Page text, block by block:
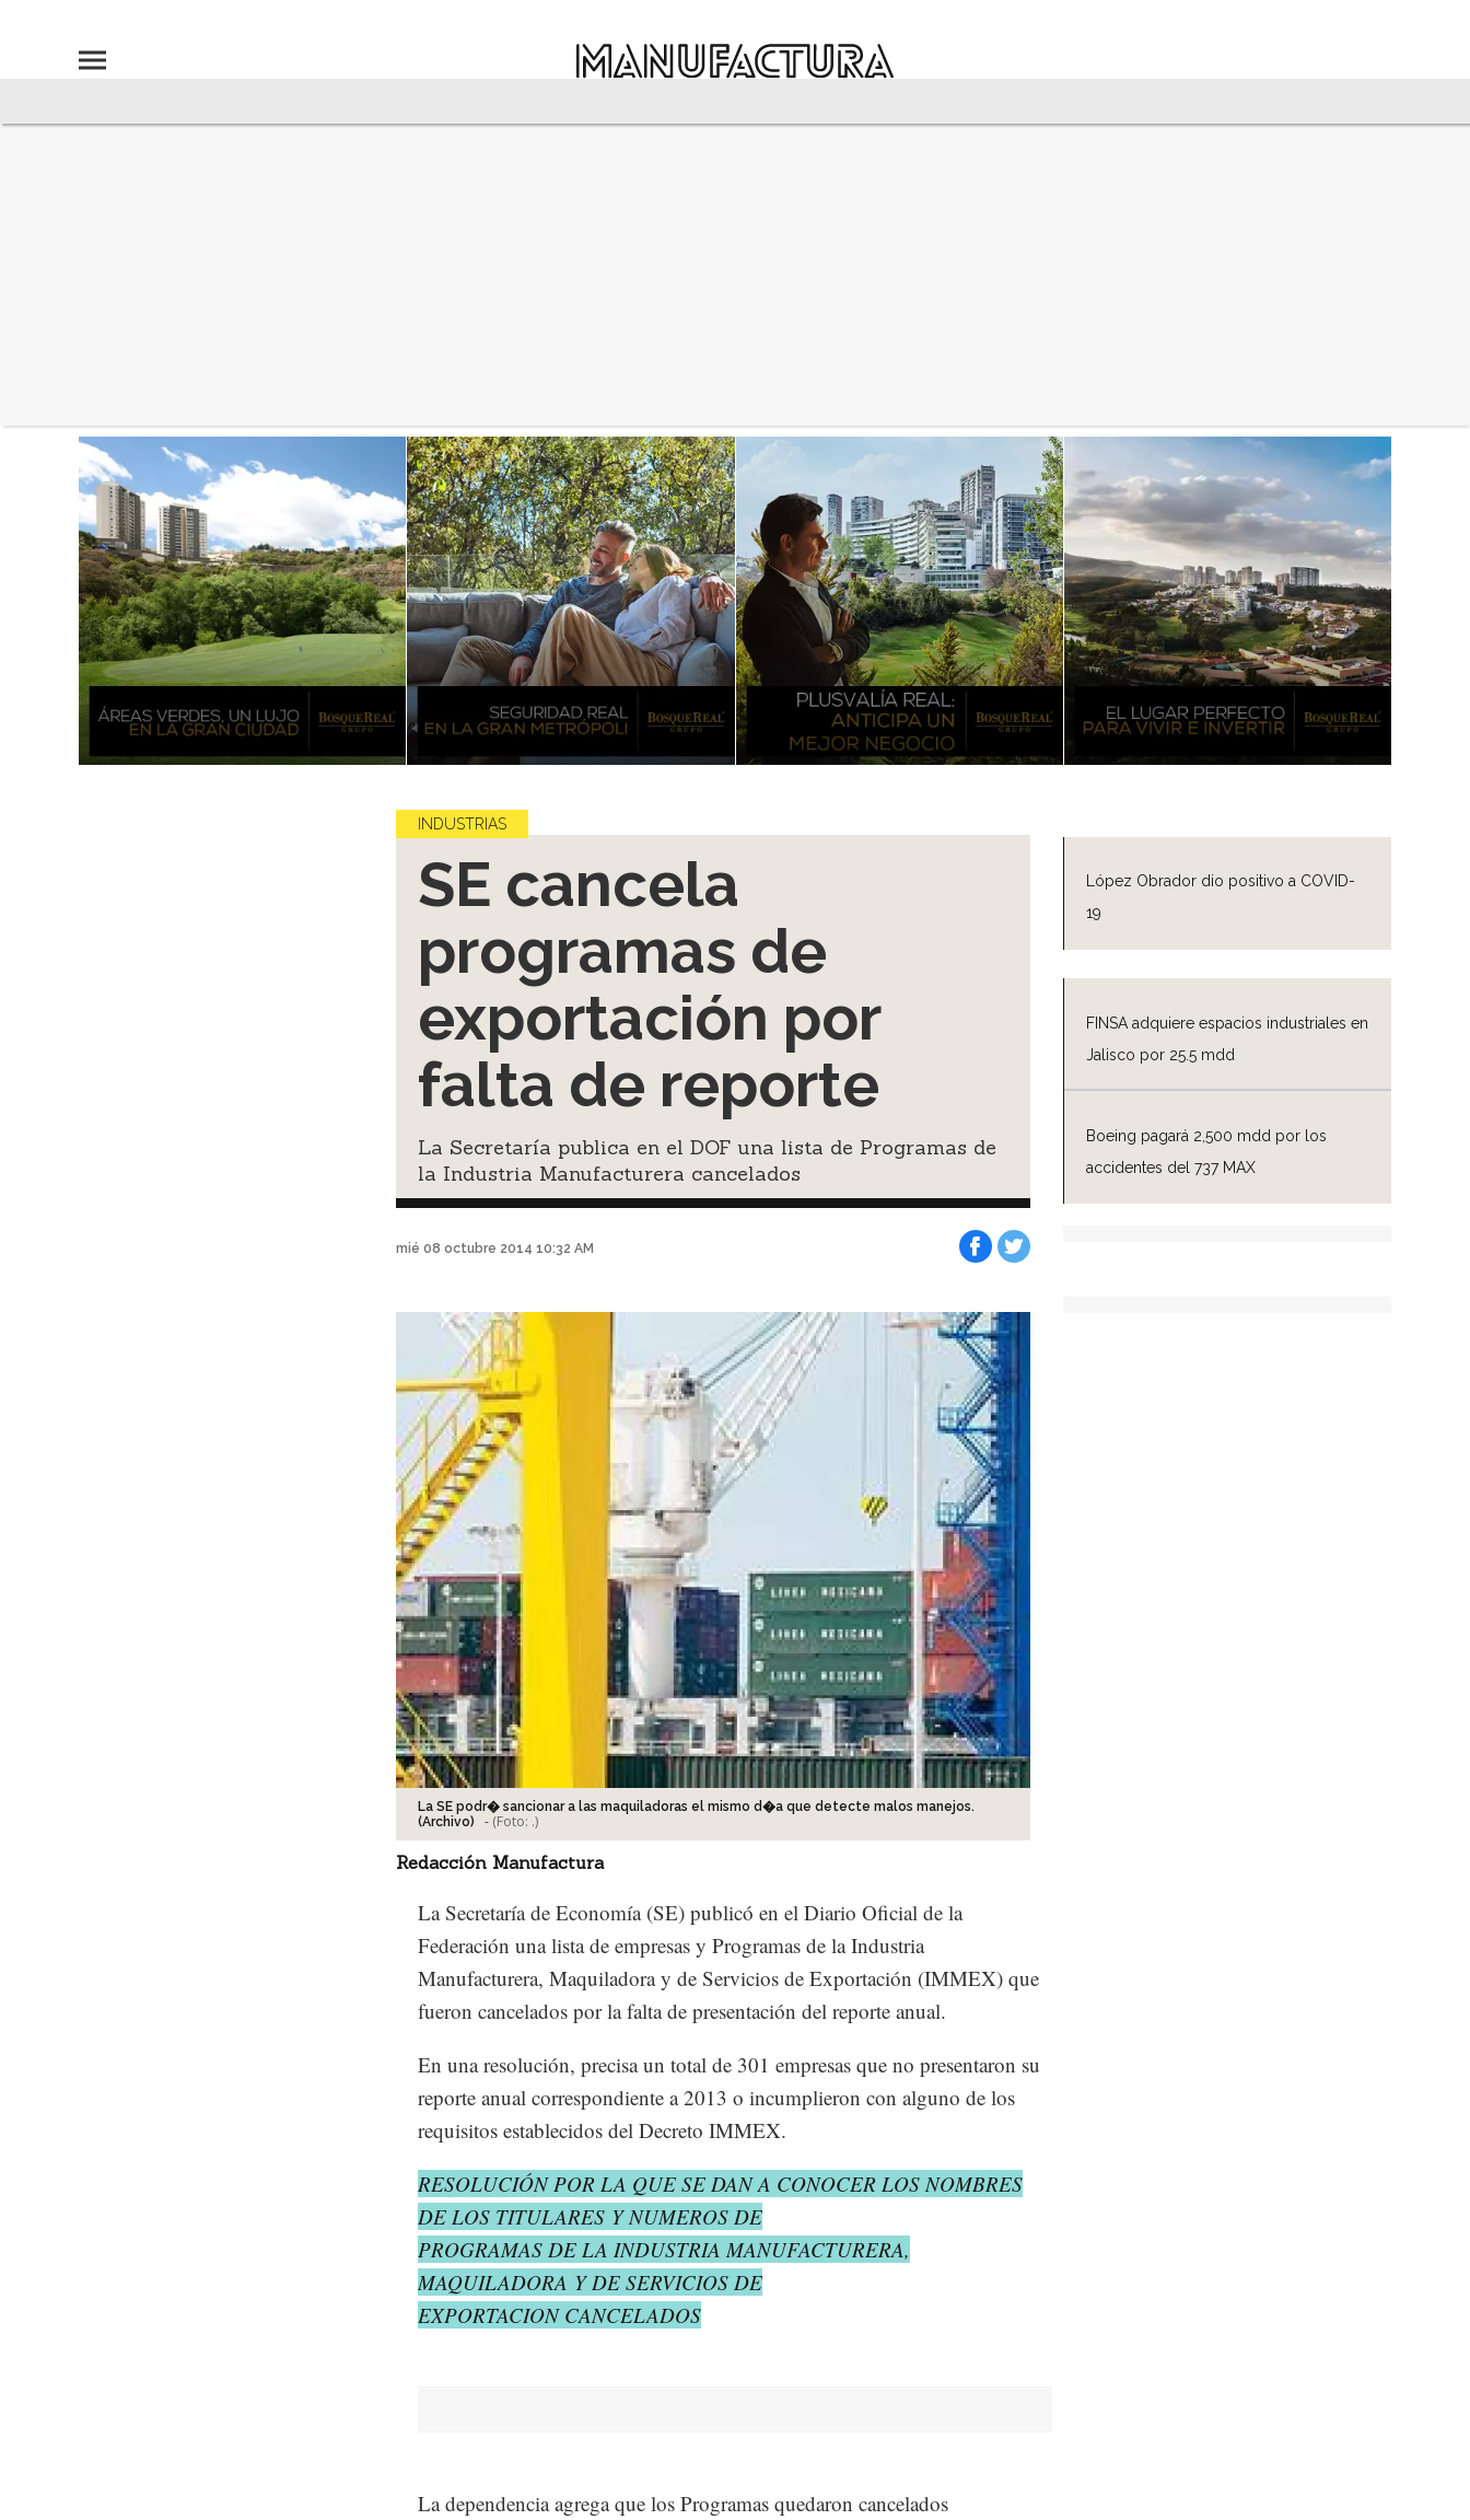
López Obrador dio positivo a COVID-
19
FINSA adquiere espacios industriales en
Jalisco por 25.5 mdd
Boeing pagará 2,500 mdd por los
accidentes del 737 MAX
INDUSTRIAS
SE cancela
programas de
exportación por
falta de reporte
La Secretaría publica en el DOF una lista de Programas de
la Industria Manufacturera cancelados
mié 08 octubre 2014 10:32 AM
La SE podr� sancionar a las maquiladoras el mismo d�a que detecte malos manejos.
(Archivo)
- (Foto: .)
Redacción Manufactura
La Secretaría de Economía (SE) publicó en el Diario Oficial de la
Federación una lista de empresas y Programas de la Industria
Manufacturera, Maquiladora y de Servicios de Exportación (IMMEX) que
fueron cancelados por la falta de presentación del reporte anual.
En una resolución, precisa un total de 301 empresas que no presentaron su
reporte anual correspondiente a 2013 o incumplieron con alguno de los
requisitos establecidos del Decreto IMMEX.
RESOLUCIÓN POR LA QUE SE DAN A CONOCER LOS NOMBRES
DE LOS TITULARES Y NUMEROS DE
PROGRAMAS DE LA INDUSTRIA MANUFACTURERA,
MAQUILADORA Y DE SERVICIOS DE
EXPORTACION CANCELADOS
La dependencia agrega que los Programas quedaron cancelados